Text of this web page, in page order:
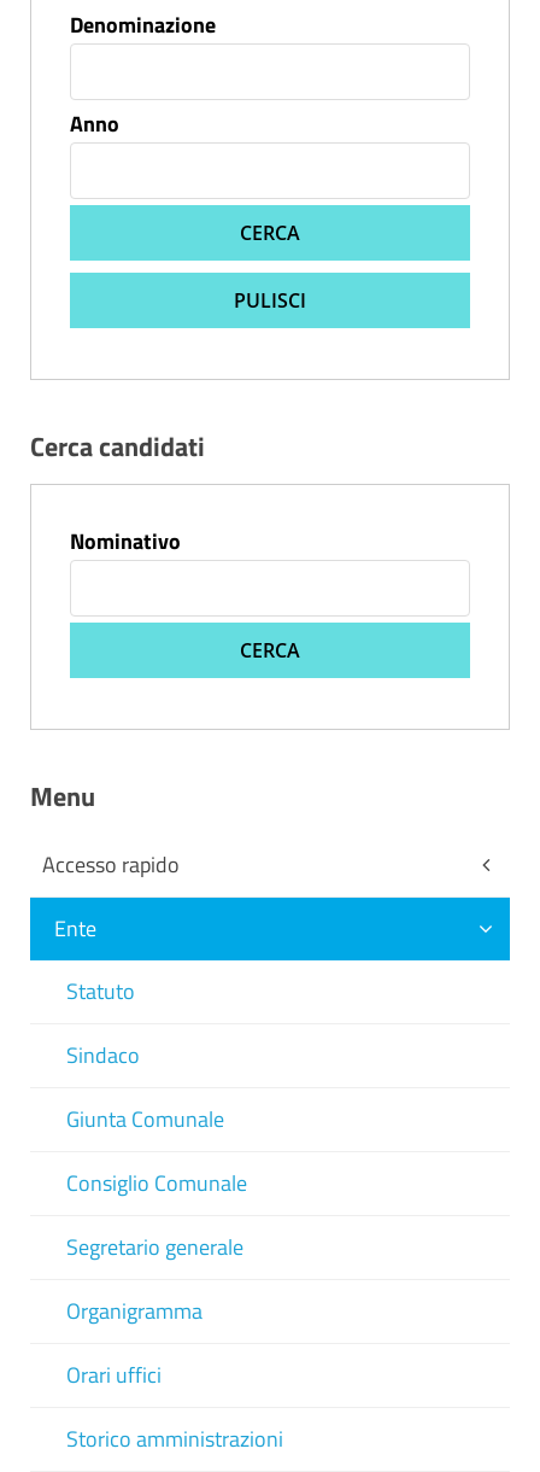
Denominazione
Anno
CERCA
PULISCI
Cerca candidati
Nominativo
CERCA
Menu
Accesso rapido
Ente
Statuto
Sindaco
Giunta Comunale
Consiglio Comunale
Segretario generale
Organigramma
Orari uffici
Storico amministrazioni